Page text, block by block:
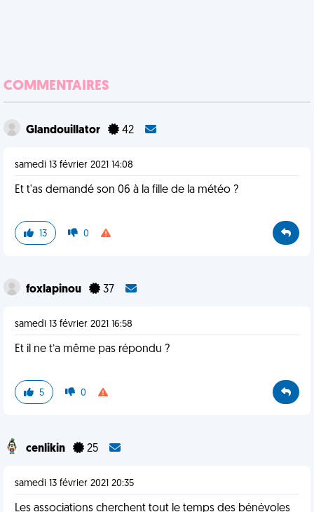
COMMENTAIRES
Glandouillator 42
samedi 13 février 2021 14:08
Et t'as demandé son 06 à la fille de la météo ?
13 0
foxlapinou 37
samedi 13 février 2021 16:58
Et il ne t’a même pas répondu ?
5 0
cenlikin 25
samedi 13 février 2021 20:35
Les associations cherchent tout le temps des bénévoles